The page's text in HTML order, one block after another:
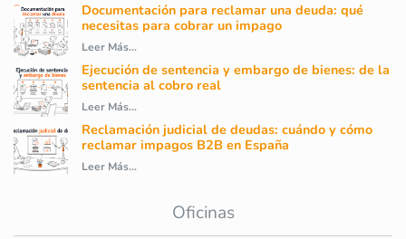
Documentación para reclamar una deuda: qué
necesitas para cobrar un impago
Leer Más...
Ejecución de sentencia y embargo de bienes: de la
sentencia al cobro real
Leer Más...
Reclamación judicial de deudas: cuándo y cómo
reclamar impagos B2B en España
Leer Más...
Oficinas